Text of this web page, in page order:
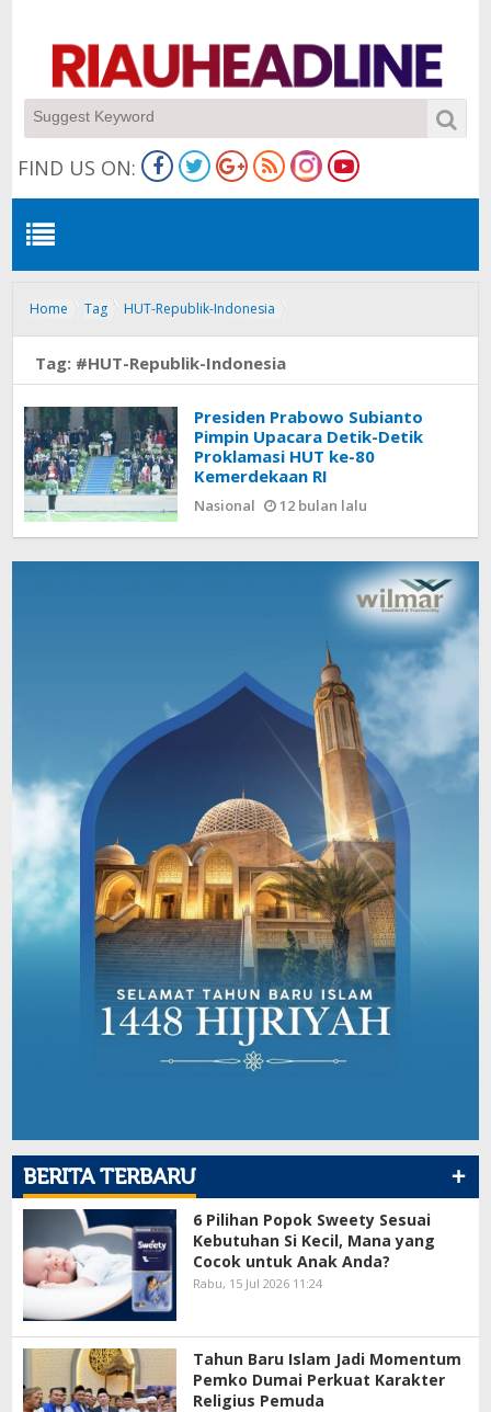
FIND US ON:
Home Tag HUT-Republik-Indonesia
Tag: #HUT-Republik-Indonesia
Presiden Prabowo Subianto
Pimpin Upacara Detik-Detik
Proklamasi HUT ke-80
Kemerdekaan RI
Nasional 12 bulan lalu
+
BERITA TERBARU
6 Pilihan Popok Sweety Sesuai
Kebutuhan Si Kecil, Mana yang
Cocok untuk Anak Anda?
Rabu, 15 Jul 2026 11:24
Tahun Baru Islam Jadi Momentum
Pemko Dumai Perkuat Karakter
Religius Pemuda